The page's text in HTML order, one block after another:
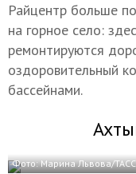
Райцентр больше
на горное село:
ремонтируются
оздоровительный
бассейнами.
Фото: Марина Львова/ТАСС